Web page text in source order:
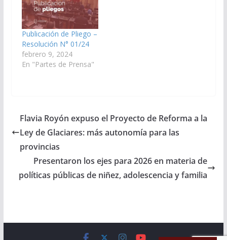
marzo de 2015, en el
Boletín Oficial, del
Pliego enviado por el
Poder Ejecutivo
proponiendo…
Publicación de Pliego –
Resolución N° 01/24
febrero 9, 2024
En "Partes de Prensa"
Flavia Royón expuso el Proyecto de Reforma a la
Ley de Glaciares: más autonomía para las
provincias
Presentaron los ejes para 2026 en materia de
políticas públicas de niñez, adolescencia y familia